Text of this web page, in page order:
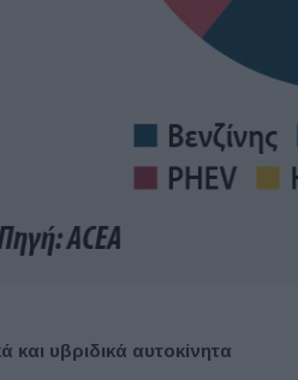
και υβριδικά αυτοκίνητα